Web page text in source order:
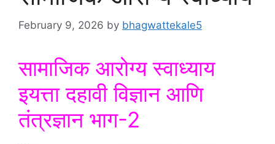
February 9, 2026 by bhagwattekale5
सामाजिक आरोग्य स्वाध्याय
इयत्ता दहावी विज्ञान आणि
तंत्रज्ञान भाग-2